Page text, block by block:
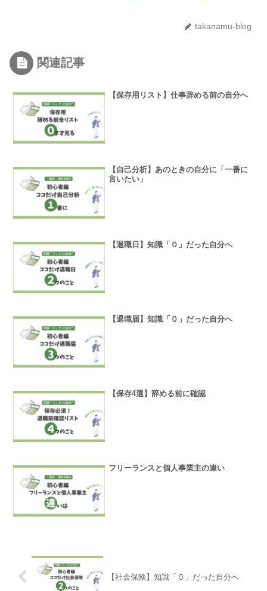
takanamu-blog
関連記事
【保存用リスト】仕事辞める前の自分へ
【自己分析】あのときの自分に「一番に
言いたい」
【退職日】知識「０」だった自分へ
【退職届】知識「０」だった自分へ
【保存4選】辞める前に確認
フリーランスと個人事業主の違い
【社会保険】知識「０」だった自分へ